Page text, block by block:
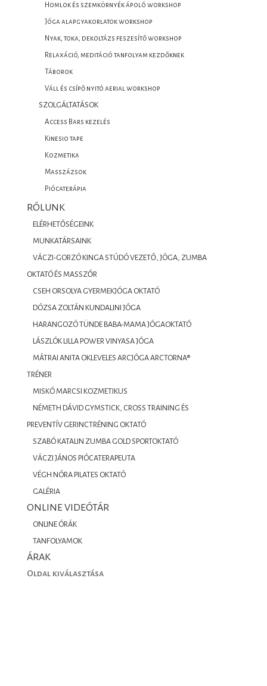
Homlok és szemkörnyék ápoló workshop
Jóga alapgyakorlatok workshop
Nyak, toka, dekoltázs feszesítő workshop
Relaxáció, meditáció tanfolyam kezdőknek
Táborok
Váll és csípő nyitó aerial workshop
SZOLGÁLTATÁSOK
Access Bars kezelés
Kinesio tape
Kozmetika
Masszázsok
Piócaterápia
RÓLUNK
ELÉRHETŐSÉGEINK
MUNKATÁRSAINK
VÁCZI-GORZÓ KINGA STÚDÓ VEZETŐ, JÓGA, ZUMBA
OKTATÓ ÉS MASSZŐR
CSEH ORSOLYA GYERMEKJÓGA OKTATÓ
DÓZSA ZOLTÁN KUNDALINI JÓGA
HARANGOZÓ TÜNDE BABA-MAMA JÓGAOKTATÓ
LÁSZLÓK LILLA POWER VINYASA JÓGA
MÁTRAI ANITA OKLEVELES ARCJÓGA ARCTORNA®
TRÉNER
MISKÓ MARCSI KOZMETIKUS
NÉMETH DÁVID GYMSTICK, CROSS TRAINING ÉS
PREVENTÍV GERINCTRÉNING OKTATÓ
SZABÓ KATALIN ZUMBA GOLD SPORTOKTATÓ
VÁCZI JÁNOS PIÓCATERAPEUTA
VÉGH NÓRA PILATES OKTATÓ
GALÉRIA
ONLINE VIDEÓTÁR
ONLINE ÓRÁK
TANFOLYAMOK
ÁRAK
Oldal kiválasztása